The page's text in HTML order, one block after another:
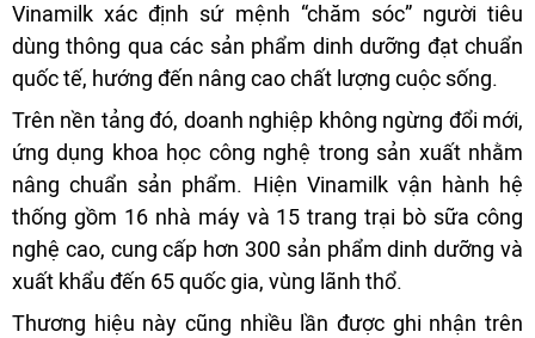
Vinamilk xác định sứ mệnh “chăm sóc” người tiêu
dùng thông qua các sản phẩm dinh dưỡng đạt chuẩn
quốc tế, hướng đến nâng cao chất lượng cuộc sống.
Trên nền tảng đó, doanh nghiệp không ngừng đổi mới,
ứng dụng khoa học công nghệ trong sản xuất nhằm
nâng chuẩn sản phẩm. Hiện Vinamilk vận hành hệ
thống gồm 16 nhà máy và 15 trang trại bò sữa công
nghệ cao, cung cấp hơn 300 sản phẩm dinh dưỡng và
xuất khẩu đến 65 quốc gia, vùng lãnh thổ.
Thương hiệu này cũng nhiều lần được ghi nhận trên